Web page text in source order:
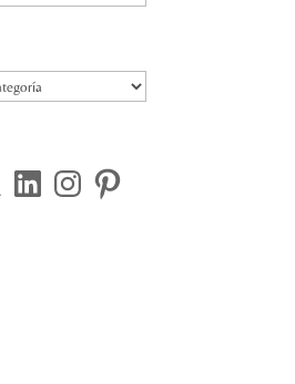
LinkedInInstagramPinterest